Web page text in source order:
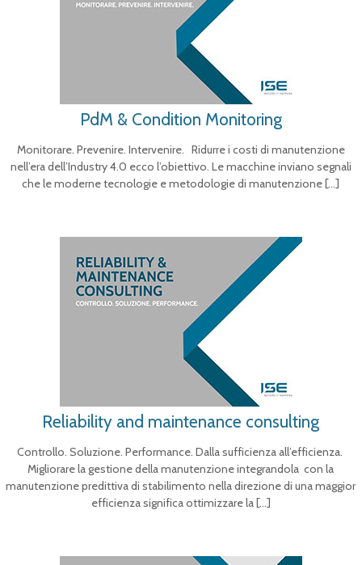
PdM & Condition Monitoring
Monitorare. Prevenire. Intervenire. Ridurre i costi di manutenzione
nell’era dell’Industry 4.0 ecco l’obiettivo. Le macchine inviano segnali
che le moderne tecnologie e metodologie di manutenzione[…]
Reliability and maintenance consulting
Controllo. Soluzione. Performance. Dalla sufficienza all’efficienza.
Migliorare la gestione della manutenzione integrandola con la
manutenzione predittiva di stabilimento nella direzione di una maggior
efficienza significa ottimizzare la[…]